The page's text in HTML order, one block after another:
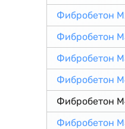
Фибробетон
Фибробетон
Фибробетон
Фибробетон
Фибробетон
Фибробетон